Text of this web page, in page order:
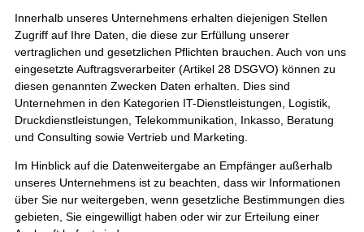
Innerhalb unseres Unternehmens erhalten diejenigen Stellen
Zugriff auf Ihre Daten, die diese zur Erfüllung unserer
vertraglichen und gesetzlichen Pflichten brauchen. Auch von uns
eingesetzte Auftragsverarbeiter (Artikel 28 DSGVO) können zu
diesen genannten Zwecken Daten erhalten. Dies sind
Unternehmen in den Kategorien IT-Dienstleistungen, Logistik,
Druckdienstleistungen, Telekommunikation, Inkasso, Beratung
und Consulting sowie Vertrieb und Marketing.
Im Hinblick auf die Datenweitergabe an Empfänger außerhalb
unseres Unternehmens ist zu beachten, dass wir Informationen
über Sie nur weitergeben, wenn gesetzliche Bestimmungen dies
gebieten, Sie eingewilligt haben oder wir zur Erteilung einer